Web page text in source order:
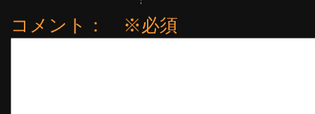
コメント： ※必須